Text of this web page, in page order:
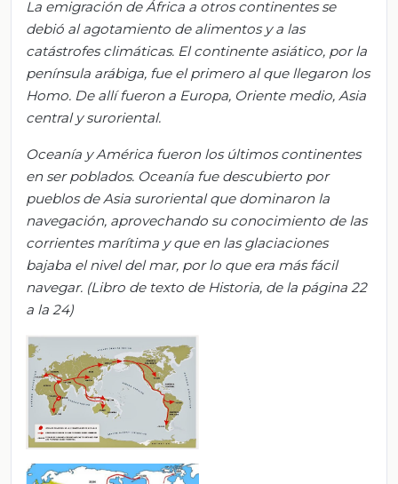
La emigración de África a otros continentes se
debió al agotamiento de alimentos y a las
catástrofes climáticas. El continente asiático, por la
península arábiga, fue el primero al que llegaron los
Homo. De allí fueron a Europa, Oriente medio, Asia
central y suroriental.
Oceanía y América fueron los últimos continentes
en ser poblados. Oceanía fue descubierto por
pueblos de Asia suroriental que dominaron la
navegación, aprovechando su conocimiento de las
corrientes marítima y que en las glaciaciones
bajaba el nivel del mar, por lo que era más fácil
navegar. (Libro de texto de Historia, de la página 22
a la 24)